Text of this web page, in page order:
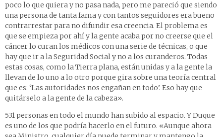
poco lo que quiera y no pasa nada, pero me pareció que siendo
una persona de tanta fama y con tantos seguidores era bueno
contrarrestar para no difundir esa creencia. El problema es
que se empieza por ahí y la gente acaba por no creerse que el
cáncer lo curan los médicos con una serie de técnicas, o que
hay que ir a la Seguridad Social y no a los curanderos. Todas
estas cosas, como la Tierra plana, están unidas y a la gente la
llevan de lo uno a lo otro porque gira sobre una teoría central
que es: ‘Las autoridades nos engañan en todo’. Eso hay que
quitárselo a la gente de la cabeza».
531 personas en todo el mundo han subido al espacio. Y Duque
es uno de los que podría hacerlo en el futuro. «Aunque ahora